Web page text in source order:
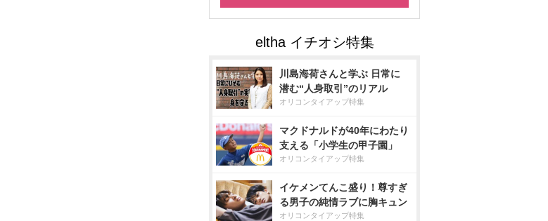
川島海荷さんと学ぶ 日常に
潜む“人身取引”のリアル
オリコンタイアップ特集
マクドナルドが40年にわたり
支える「小学生の甲子園」
オリコンタイアップ特集
イケメンてんこ盛り！尊すぎ
る男子の純情ラブに胸キュン
オリコンタイアップ特集